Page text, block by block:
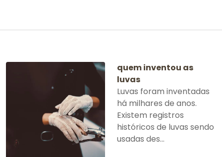
quem inventou as
luvas
Luvas foram inventadas
há milhares de anos.
Existem registros
históricos de luvas sendo
usadas des...